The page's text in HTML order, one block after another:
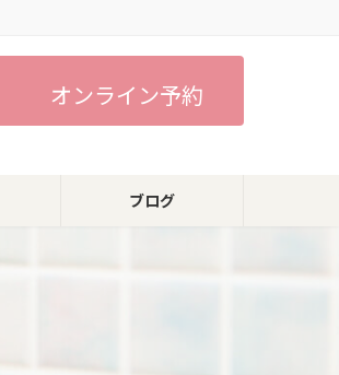
オンライン予約
ブログ